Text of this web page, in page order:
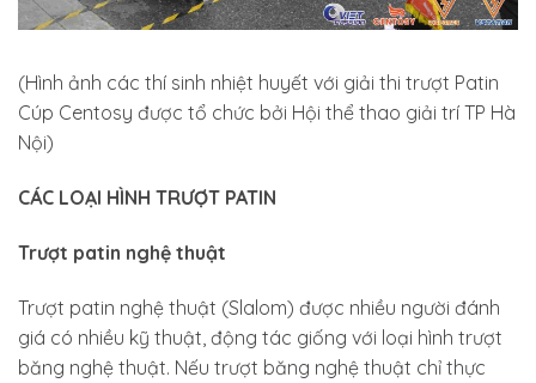
(Hình ảnh các thí sinh nhiệt huyết với giải thi trượt Patin
Cúp Centosy được tổ chức bởi Hội thể thao giải trí TP Hà
Nội)
CÁC LOẠI HÌNH TRƯỢT PATIN
Trượt patin nghệ thuật
Trượt patin nghệ thuật (Slalom) được nhiều người đánh
giá có nhiều kỹ thuật, động tác giống với loại hình trượt
băng nghệ thuật. Nếu trượt băng nghệ thuật chỉ thực